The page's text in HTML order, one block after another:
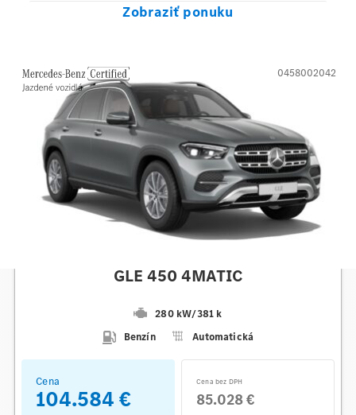
Zobraziť ponuku
GLE 450 4MATIC
280 kW/381 k
Benzín
Automatická
0458002042
Cena
104.584 €
Cena bez DPH
85.028 €